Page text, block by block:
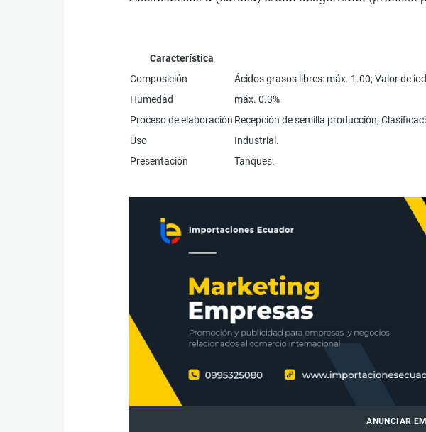
Característica
Composición
Ácidos grasos libres: máx. 1.00; Valor de
Humedad
máx. 0.3%
Proceso de elaboración Recepción de semilla producción;
Uso
Industrial.
Presentación
Tanques.
ANUNCIAR